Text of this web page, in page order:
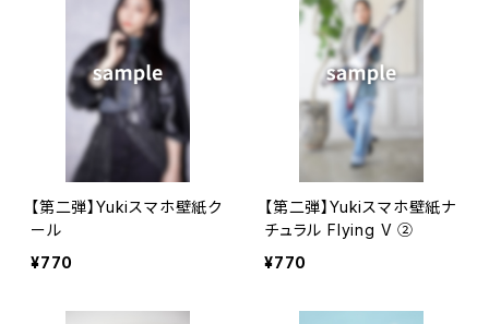
【第二弾】Yukiスマホ壁紙ク
ール
¥770
【第二弾】Yukiスマホ壁紙ナ
チュラル Flying V ②
¥770